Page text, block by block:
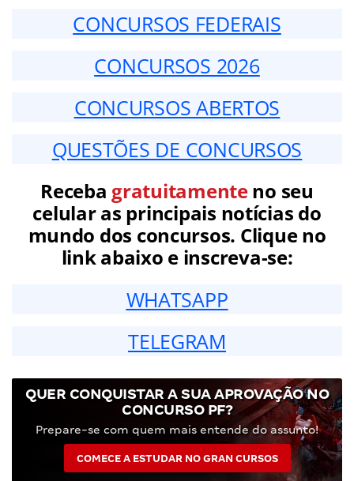
CONCURSOS FEDERAIS
CONCURSOS 2026
CONCURSOS ABERTOS
QUESTÕES DE CONCURSOS
Receba gratuitamenteno seu
celular as principais notícias do
mundo dos concursos. Clique no
link abaixo e inscreva-se:
WHATSAPP
TELEGRAM
QUER CONQUISTAR A SUA APROVAÇÃO NO
CONCURSO PF?
Prepare-se com quem mais entende do assunto!
COMECE A ESTUDAR NO GRAN CURSOS